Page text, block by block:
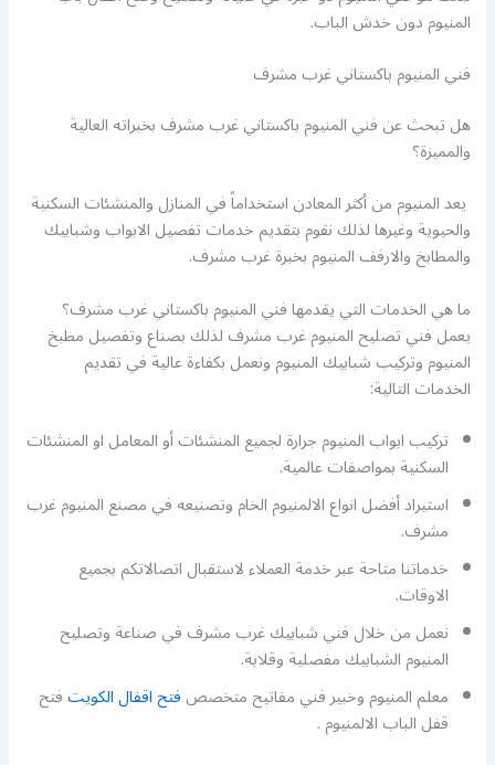
المنيوم دون خدش الباب.
فني المنيوم باكستاني غرب مشرف
هل تبحث عن فني المنيوم باكستاني غرب مشرف بخبراته العالية
والمميزة؟
يعد المنيوم من أكثر المعادن استخداماً في المنازل والمنشئات السكنية
والحيوية وغيرها لذلك نقوم بتقديم خدمات تفصيل الابواب وشبابيك
والمطابخ والارفف المنيوم بخبرة غرب مشرف.
ما هي الخدمات التي يقدمها فني المنيوم باكستاني غرب مشرف؟
يعمل فني تصليح المنيوم غرب مشرف لذلك بصناع وتفصيل مطبخ
المنيوم وتركيب شبابيك المنيوم ونعمل بكفاءة عالية في تقديم
الخدمات التالية:
تركيب ابواب المنيوم جرارة لجميع المنشئات أو المعامل او المنشئات
السكنية بمواصفات عالمية.
استيراد أفضل انواع الالمنيوم الخام وتصنيعه في مصنع المنيوم غرب
مشرف.
خدماتنا متاحة عبر خدمة العملاء لاستقبال اتصالاتكم بجميع
الاوقات.
نعمل من خلال فني شبابيك غرب مشرف في صناعة وتصليح
المنيوم الشبابيك مفصلية وقلابة.
معلم المنيوم وخبير فني مفاتيح متخصصفتح اقفال الكويتفتح
قفل الباب الالمنيوم .